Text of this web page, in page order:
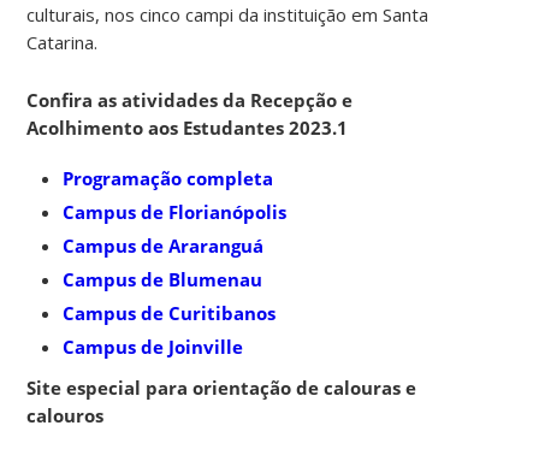
culturais, nos cinco campi da instituição em Santa
Catarina.
Confira as atividades da Recepção e
Acolhimento aos Estudantes 2023.1
Programação completa
Campus de Florianópolis
Campus de Araranguá
Campus de Blumenau
Campus de Curitibanos
Campus de Joinville
Site especial para orientação de calouras e
calouros